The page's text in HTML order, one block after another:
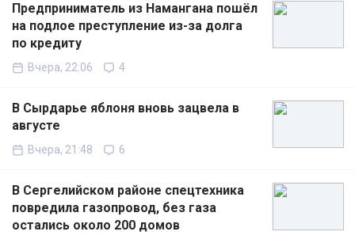
Предприниматель из Намангана пошёл
на подлое преступление из-за долга
по кредиту
Вчера, 22:06 4
В Сырдарье яблоня вновь зацвела в
августе
Вчера, 21:48 6
В Сергелийском районе спецтехника
повредила газопровод, без газа
остались около 200 домов